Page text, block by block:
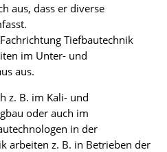
aus, dass er diverse
Tiefbautechnik
im Unter- und
aus.
z. B. im Kali- und
oder auch im
in der
arbeiten z. B. in Betrieben der